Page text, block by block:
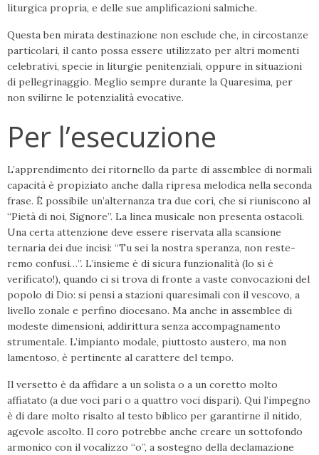
liturgica propria, e delle sue amplificazioni salmiche.
Questa ben mirata destinazione non esclu­de che, in circostanze
particolari, il canto possa essere utilizzato per altri momenti
celebrativi, specie in liturgie penitenziali, oppure in situazioni
di pellegrinaggio. Me­glio sempre durante la Quaresima, per
non svilirne le potenzialità evocative.
Per l’esecuzione
L’apprendimento dei ritornello da parte di assemblee di normali
capacità è propi­ziato anche dalla ripresa melodica nella se­conda
frase. È possibile un’alternanza tra due cori, che si riuniscono al
“Pietà di noi, Signore”. La linea musicale non presenta ostacoli.
Una certa attenzione deve essere riservata alla scansione
ternaria dei due in­cisi: “Tu sei la nostra speranza, non reste­
remo confusi…”. L’insieme è di sicura fun­zionalità (lo si è
verificato!), quando ci si trova di fronte a vaste convocazioni del
po­polo di Dio: si pensi a stazioni quaresimali con il vescovo, a
livello zonale e perfino diocesano. Ma anche in assemblee di
mo­deste dimensioni, addirittura senza accom­pagnamento
strumentale. L’impianto mo­dale, piuttosto austero, ma non
lamentoso, è pertinente al carattere del tempo.
Il versetto è da affidare a un solista o a un coretto molto
affiatato (a due voci pari o a quattro voci dispari). Qui l’impegno
è di dare molto risalto al testo biblico per ga­rantirne il nitido,
agevole ascolto. Il coro potrebbe anche creare un sottofondo
ar­monico con il vocalizzo “o”, a sostegno della declamazione